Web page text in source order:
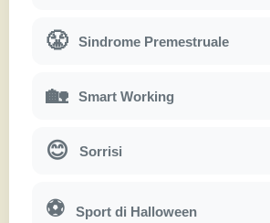
😤 Sindrome Premestruale
🏡 Smart Working
😊 Sorrisi
⚽ Sport di Halloween